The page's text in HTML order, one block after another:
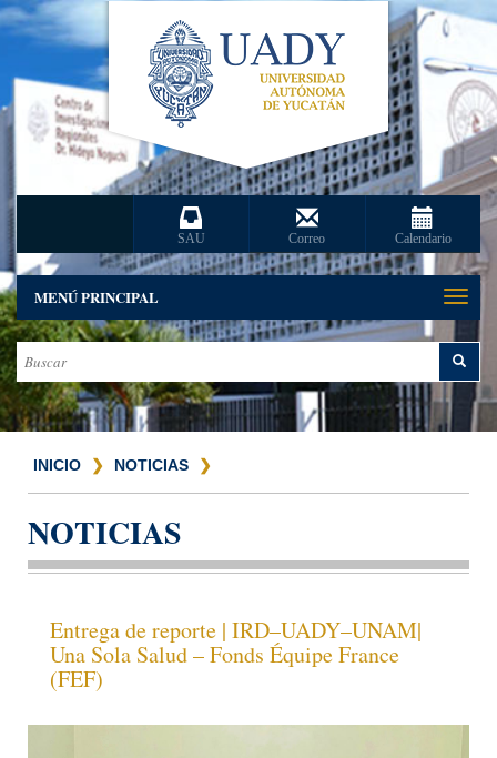
Calendario
Correo
SAU
Toggle
MENÚ PRINCIPAL
INICIO NOTICIAS
NOTICIAS
Entrega de reporte | IRD–UADY–UNAM|
Una Sola Salud – Fonds Équipe France
(FEF)